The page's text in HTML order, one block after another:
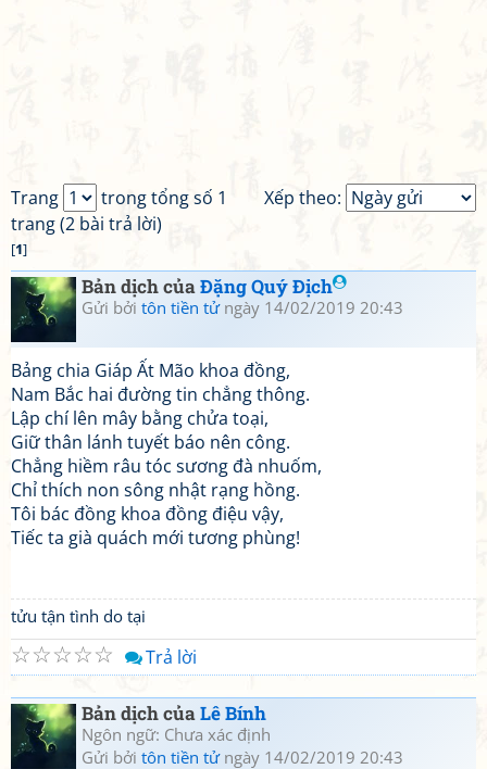
Xếp theo:
Trang
trong tổng số 1
trang (2 bài trả lời)
[1]
Bản dịch củaĐặng Quý Địch
Gửi bởi tôn tiền tửngày 14/02/2019 20:43
Bảng chia Giáp Ất Mão khoa đồng,
Nam Bắc hai đường tin chẳng thông.
Lập chí lên mây bằng chửa toại,
Giữ thân lánh tuyết báo nên công.
Chẳng hiềm râu tóc sương đà nhuốm,
Chỉ thích non sông nhật rạng hồng.
Tôi bác đồng khoa đồng điệu vậy,
Tiếc ta già quách mới tương phùng!
tửu tận tình do tại
☆
☆
☆
☆
☆ Trả lời
Bản dịch củaLê Bính
Ngôn ngữ: Chưa xác định
Gửi bởi tôn tiền tửngày 14/02/2019 20:43